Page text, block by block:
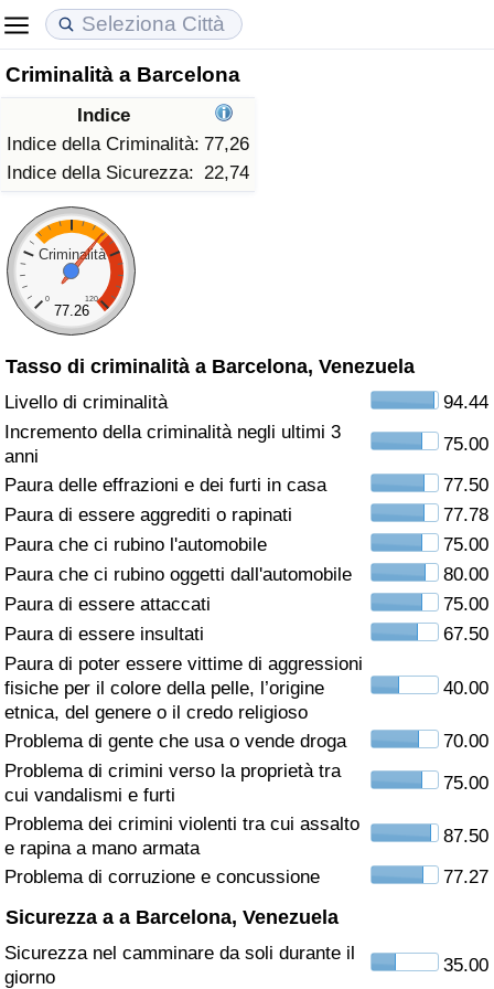
Criminalità a Barcelona
Indice
Indice della Criminalità: 77,26
Indice della Sicurezza: 22,74
Criminalità
0 120
77.26
Tasso di criminalità a Barcelona, Venezuela
Livello di criminalità
94.44
Incremento della criminalità negli ultimi 3
anni
75.00
Paura delle effrazioni e dei furti in casa
77.50
Paura di essere aggrediti o rapinati
77.78
Paura che ci rubino l'automobile
75.00
Paura che ci rubino oggetti dall'automobile
80.00
Paura di essere attaccati
75.00
Paura di essere insultati
67.50
Paura di poter essere vittime di aggressioni
fisiche per il colore della pelle, l’origine
etnica, del genere o il credo religioso
40.00
Problema di gente che usa o vende droga
70.00
Problema di crimini verso la proprietà tra
cui vandalismi e furti
75.00
Problema dei crimini violenti tra cui assalto
e rapina a mano armata
87.50
Problema di corruzione e concussione
77.27
Sicurezza a a Barcelona, Venezuela
Sicurezza nel camminare da soli durante il
giorno
35.00
Costo della vita
Indice Del Costo Della Vita (corrente)
Indice Del Costo Della Vita
Indice del Costo della Vita per Nazione
ad Aqaba
Prezzi degli immobili
Indice del Prezzo delle Case (Corrente)
Indice del Prezzo delle Case
Indice del Prezzo delle Case per Nazione
Qualità della Vita
Indice della Qualità della Vita
Indice della Qualità della Vita (Corrente)
Indice della qualità della vita per Paese
Criminalità
Indice del Tasso di Criminalità (Corrente)
Indice della Criminalità
Indice di criminalità per paese
Assistenza Sanitaria
Indice dell’Assistenza Sanitaria (Corrente)
Indice dell’Assistenza Sanitaria
Indice dell’Assistenza Sanitaria per
Nazione
Inquinamento
Indice dell’Inquinamento (Corrente)
Indice dell’Inquinamento per Nazione